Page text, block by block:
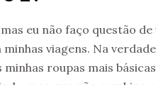
eu não faço questão
minhas viagens. Na
minhas roupas mais